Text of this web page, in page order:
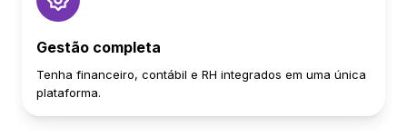
Gestão completa
Tenha financeiro, contábil e RH integrados em uma única
plataforma.